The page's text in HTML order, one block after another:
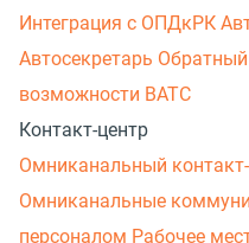
Интеграция с ОПДкРК
Автосекретарь Обратный
возможности ВАТС
Контакт-центр
Омниканальный
Омниканальные
персоналом Рабочее